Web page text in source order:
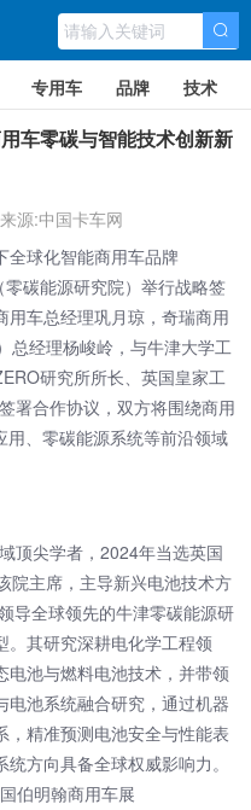
专用车 品牌 技术
车零碳与智能技术创新新
来源:中国卡车网
全球化智能商用车品牌
碳能源研究院）举行战略签
车总经理巩月琼，奇瑞商用
总经理杨峻岭，与牛津大学工
研究所所长、英国皇家工
署合作协议，双方将围绕商用
、零碳能源系统等前沿领域
顶尖学者，2024年当选英国
院主席，主导新兴电池技术方
导全球领先的牛津零碳能源研
。其研究深耕电化学工程领
池与燃料电池技术，并带领
电池系统融合研究，通过机器
精准预测电池安全与性能表
方向具备全球权威影响力。
伯明翰商用车展